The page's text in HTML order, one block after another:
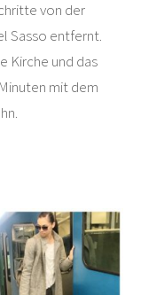
von der
Sasso entfernt.
Kirche und das
mit dem